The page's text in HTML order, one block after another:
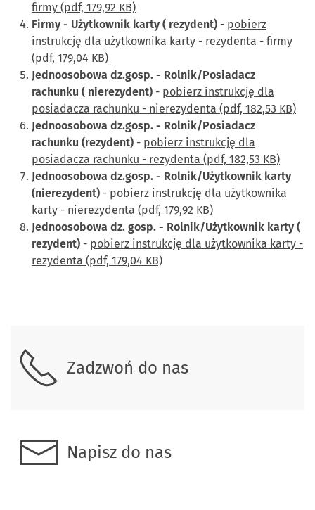
firmy (pdf, 179,92 KB)
Firmy - Użytkownik karty ( rezydent) - pobierz
instrukcję dla użytkownika karty - rezydenta - firmy
(pdf, 179,04 KB)
Jednoosobowa dz.gosp. - Rolnik/Posiadacz
rachunku ( nierezydent) - pobierz instrukcję dla
posiadacza rachunku - nierezydenta (pdf, 182,53 KB)
Jednoosobowa dz.gosp. - Rolnik/Posiadacz
rachunku (rezydent) - pobierz instrukcję dla
posiadacza rachunku - rezydenta (pdf, 182,53 KB)
Jednoosobowa dz.gosp. - Rolnik/Użytkownik karty
(nierezydent) - pobierz instrukcję dla użytkownika
karty - nierezydenta (pdf, 179,92 KB)
Jednoosobowa dz. gosp. - Rolnik/Użytkownik karty (
rezydent) - pobierz instrukcję dla użytkownika karty -
rezydenta (pdf, 179,04 KB)
Zadzwoń do nas
Napisz do nas